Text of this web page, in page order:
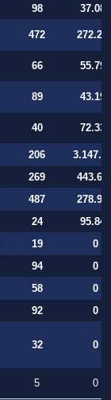
98
37.084
472
66
55.794
89
43.197
40 72.332
206
269
487
24
95.847
19
0
94
0
58
0
92 0
32 0
5
0